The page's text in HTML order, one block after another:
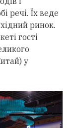
речі. Їх веде
ринок.
гості
у